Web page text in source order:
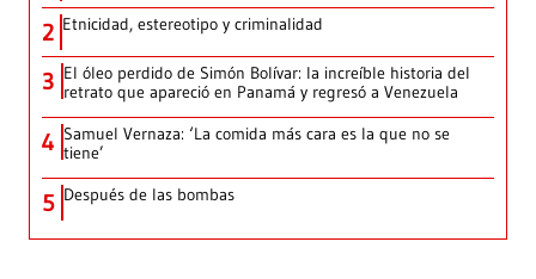
2 Etnicidad, estereotipo y criminalidad
3 El óleo perdido de Simón Bolívar: la increíble historia del
retrato que apareció en Panamá y regresó a Venezuela
4 Samuel Vernaza: ‘La comida más cara es la que no se
tiene’
5 Después de las bombas